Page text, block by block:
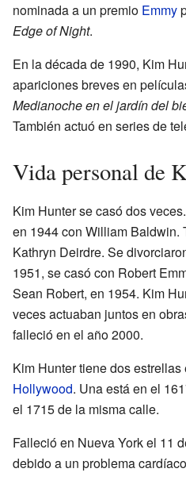
nominada a un premio Emmy
Edge of Night.
En la década de 1990, Kim
apariciones breves en
Medianoche en el jardín del
También actuó en series de
Vida personal de
Kim Hunter se casó dos
en 1944 con William Baldwin.
Kathryn Deirdre. Se
1951, se casó con Robert
Sean Robert, en 1954. Kim
veces actuaban juntos en
falleció en el año 2000.
Kim Hunter tiene dos estrellas
Hollywood. Una está en el
el 1715 de la misma calle.
Falleció en Nueva York el 11
debido a un problema